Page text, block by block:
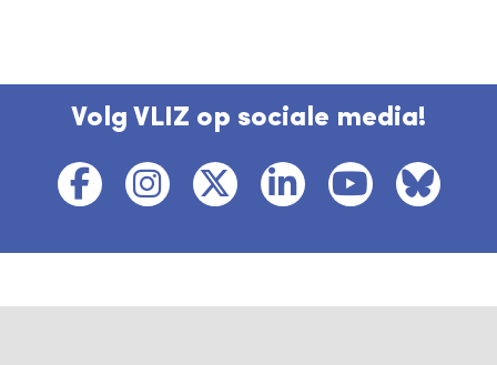
Volg VLIZ op sociale media!